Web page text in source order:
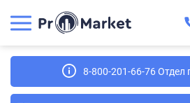
8-800-201-66-76 Отдел